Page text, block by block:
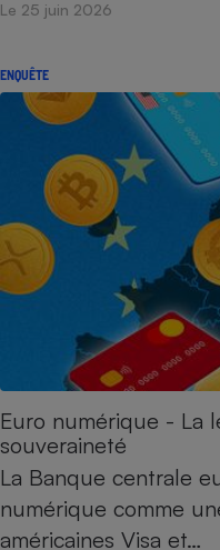
Le 25 juin 2026
ENQUÊTE
Euro numérique - La
souveraineté
La Banque centrale
numérique comme
américaines Visa et…